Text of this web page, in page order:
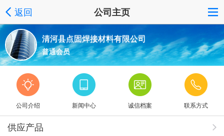
返回 公司主页
清河县点固焊接材料有限公司
普通会员
公司介绍 新闻中心 诚信档案 联系方式
供应产品